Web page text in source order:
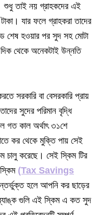
শুধু তাই নয় গ্রাহকদের এই
যার ফলে গ্রাহকরা তাদের
শেষ হওয়ার পর সুদ সহ মোটা
থেকে অনেকটাই উন্নতি
সরকারি বা বেসরকারি প্রায়
সুদের পরিমান বৃদ্ধি
গত কাল অর্থাৎ ৩১শে
কর থেকে মুক্তি পায় সেই
চালু করেছে। সেই স্কিম টির
(Tax Savings
হলে আপনি কর ছাড়ের
ব্যাঙ্ক গুলি এই স্কিম এ কত সুদ